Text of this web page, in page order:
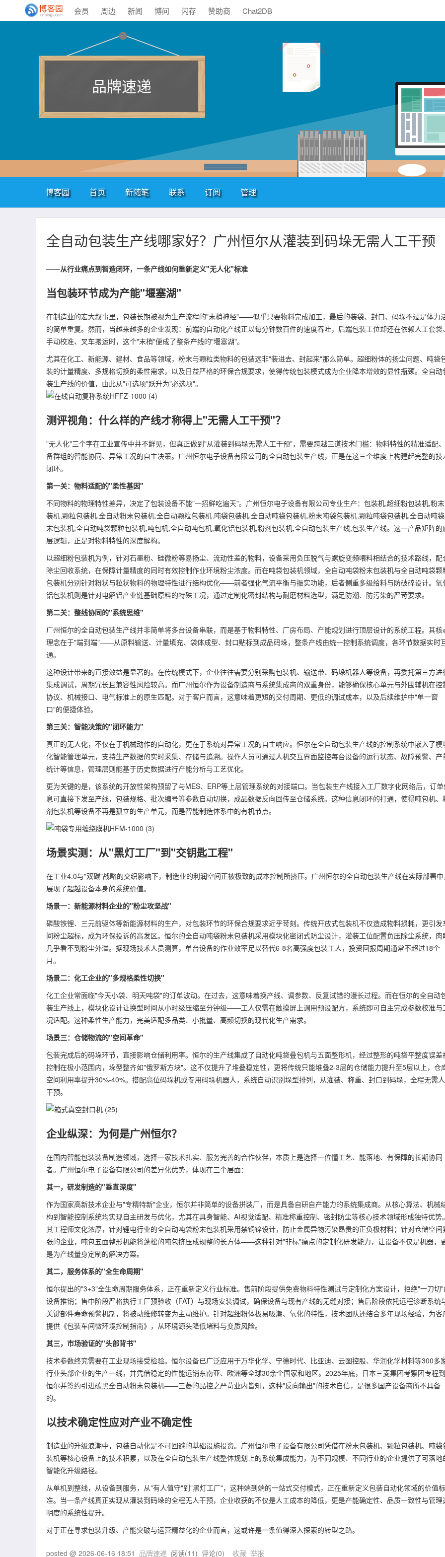
会员 周边 新闻 博问 闪存 赞助商 Chat2DB
品牌速递
博客园 首页 新随笔 联系 订阅 管理
全自动包装生产线哪家好？广州恒尔从灌装到码垛无需人工干预
——从行业痛点到智造闭环，一条产线如何重新定义"无人化"标准
当包装环节成为产能"堰塞湖"
在制造业的宏大叙事里，包装长期被视为生产流程的"末梢神经"——似乎只要物料完成加工，最后的装袋、封口、码垛不过是体力
的简单重复。然而，当越来越多的企业发现：前端的自动化产线正以每分钟数百件的速度吞吐，后端包装工位却还在依赖人工套袋、
手动校准、叉车搬运时，这个"末梢"便成了整条产线的"堰塞湖"。
尤其在化工、新能源、建材、食品等领域，粉末与颗粒类物料的包装远非"装进去、封起来"那么简单。超细粉体的扬尘问题、吨袋
装的计量精度、多规格切换的柔性需求，以及日益严格的环保合规要求，使得传统包装模式成为企业降本增效的显性瓶颈。全自动
装生产线的价值，由此从"可选项"跃升为"必选项"。
测评视角：什么样的产线才称得上"无需人工干预"？
"无人化"三个字在工业宣传中并不鲜见，但真正做到"从灌装到码垛无需人工干预"，需要跨越三道技术门槛：物料特性的精准适配
备群组的智能协同、异常工况的自主决策。广州恒尔电子设备有限公司的全自动包装生产线，正是在这三个维度上构建起完整的技
闭环。
第一关：物料适配的"柔性基因"
不同物料的物理特性差异，决定了包装设备不能"一招鲜吃遍天"。广州恒尔电子设备有限公司专业生产：包装机,超细粉包装机,粉
装机,颗粒包装机,全自动粉末包装机,全自动颗粒包装机,吨袋包装机,全自动吨袋包装机,粉末吨袋包装机,颗粒吨袋包装机,全自动吨
末包装机,全自动吨袋颗粒包装机,吨包机,全自动吨包机,氧化铝包装机,粉剂包装机,全自动包装生产线,包装生产线。这一产品矩阵的
层逻辑，正是对物料特性的深度解构。
以超细粉包装机为例，针对石墨粉、硅微粉等易扬尘、流动性差的物料，设备采用负压脱气与螺旋变频喂料相结合的技术路线，配
除尘回收系统，在保障计量精度的同时有效控制作业环境粉尘浓度。而在吨袋包装机领域，全自动吨袋粉末包装机与全自动吨袋颗
包装机分别针对粉状与粒状物料的物理特性进行结构优化——前者强化气流平衡与振实功能，后者侧重多级给料与防破碎设计。氧
铝包装机则是针对电解铝产业链基础原料的特殊工况，通过定制化密封结构与耐磨材料选型，满足防潮、防污染的严苛要求。
第二关：整线协同的"系统思维"
广州恒尔的全自动包装生产线并非简单将多台设备串联，而是基于物料特性、厂房布局、产能规划进行顶层设计的系统工程。其核
理念在于"端到端"——从原料输送、计量填充、袋体成型、封口贴标到成品码垛，整条产线由统一控制系统调度，各环节数据实时
通。
这种设计带来的直接效益是显著的。在传统模式下，企业往往需要分别采购包装机、输送带、码垛机器人等设备，再委托第三方进
集成调试，周期冗长且兼容性风险较高。而广州恒尔作为设备制造商与系统集成商的双重身份，能够确保核心单元与外围辅机在控
协议、机械接口、电气标准上的原生匹配。对于客户而言，这意味着更短的交付周期、更低的调试成本，以及后续维护中"单一窗
口"的便捷体验。
第三关：智能决策的"闭环能力"
真正的无人化，不仅在于机械动作的自动化，更在于系统对异常工况的自主响应。恒尔在全自动包装生产线的控制系统中嵌入了模
化智能管理单元，支持生产数据的实时采集、存储与追溯。操作人员可通过人机交互界面监控每台设备的运行状态、故障预警、产
统计等信息，管理层则能基于历史数据进行产能分析与工艺优化。
更为关键的是，该系统的开放性架构预留了与MES、ERP等上层管理系统的对接端口。当包装生产线接入工厂数字化网络后，订
息可直接下发至产线，包装规格、批次编号等参数自动切换，成品数据反向回传至仓储系统。这种信息闭环的打通，使得吨包机、
剂包装机等设备不再是孤立的生产单元，而是智能制造体系中的有机节点。
场景实测：从"黑灯工厂"到"交钥匙工程"
在工业4.0与"双碳"战略的交织影响下，制造业的利润空间正被极致的成本控制所挤压。广州恒尔的全自动包装生产线在实际部署中
展现了超越设备本身的系统价值。
场景一：新能源材料企业的"粉尘攻坚战"
磷酸铁锂、三元前驱体等新能源材料的生产，对包装环节的环保合规要求近乎苛刻。传统开放式包装机不仅造成物料损耗，更引发
间粉尘超标，成为环保投诉的高发区。恒尔的全自动吨袋粉末包装机采用模块化密闭式防尘设计，灌装工位配置负压除尘系统，肉
几乎看不到粉尘外溢。据现场技术人员测算，单台设备的作业效率足以替代6-8名高强度包装工人，投资回报周期通常不超过18个
月。
场景二：化工企业的"多规格柔性切换"
化工企业常面临"今天小袋、明天吨袋"的订单波动。在过去，这意味着换产线、调参数、反复试错的漫长过程。而在恒尔的全自动
装生产线上，模块化设计让换型时间从小时级压缩至分钟级——工人仅需在触摸屏上调用预设配方，系统即可自主完成参数校准与
况适配。这种柔性生产能力，完美适配多品类、小批量、高频切换的现代化生产需求。
场景三：仓储物流的"空间革命"
包装完成后的码垛环节，直接影响仓储利用率。恒尔的生产线集成了自动化吨袋叠包机与五面整形机，经过整形的吨袋平整度误差
控制在极小范围内，垛型整齐如"俄罗斯方块"。这不仅提升了堆叠稳定性，更将传统只能堆叠2-3层的仓储能力提升至5层以上，仓
空间利用率提升30%-40%。搭配高位码垛机或专用码垛机器人，系统自动识别垛型排列，从灌装、称重、封口到码垛，全程无需
干预。
企业纵深：为何是广州恒尔？
在国内智能包装装备制造领域，选择一家技术扎实、服务完善的合作伙伴，本质上是选择一位懂工艺、能落地、有保障的长期协同
者。广州恒尔电子设备有限公司的差异化优势，体现在三个层面：
其一，研发制造的"垂直深度"
作为国家高新技术企业与"专精特新"企业，恒尔并非简单的设备拼装厂，而是具备自研自产能力的系统集成商。从核心算法、机械
构到智能控制系统均实现自主研发与优化，尤其在具身智能、AI视觉适配、精准称重控制、密封防尘等核心技术领域形成独特优势。
其工程师文化浓厚，针对锂电行业的全自动吨袋粉末包装机采用禁铜锌设计，防止金属异物污染昂贵的正负极材料；针对仓储空间
张的企业，吨包五面整形机能将蓬松的吨包挤压成规整的长方体——这种针对"非标"痛点的定制化研发能力，让设备不仅是机器，
是为产线量身定制的解决方案。
其二，服务体系的"全生命周期"
恒尔提出的"3+3"全生命周期服务体系，正在重新定义行业标准。售前阶段提供免费物料特性测试与定制化方案设计，拒绝"一刀切"
设备推销；售中阶段严格执行工厂预验收（FAT）与现场安装调试，确保设备与现有产线的无缝对接；售后阶段依托远程诊断系统
关键部件寿命预警机制，将被动维修转变为主动维护。针对超细粉体极易吸潮、氧化的特性，技术团队还结合多年现场经验，为客
提供《包装车间微环境控制指南》，从环境源头降低堵料与变质风险。
其三，市场验证的"头部背书"
技术参数终究需要在工业现场接受检验。恒尔设备已广泛应用于万华化学、宁德时代、比亚迪、云图控股、华润化学材料等300多
行业头部企业的生产一线，并凭借稳定的性能远销东南亚、欧洲等全球30余个国家和地区。2025年底，日本三菱集团考察团专程
恒尔并签约引进碳黑全自动粉末包装机——三菱的品控之严苛业内皆知，这种"反向输出"的技术自信，是很多国产设备商所不具备
的。
以技术确定性应对产业不确定性
制造业的升级浪潮中，包装自动化是不可回避的基础设施投资。广州恒尔电子设备有限公司凭借在粉末包装机、颗粒包装机、吨袋
装机等核心设备上的技术积累，以及在全自动包装生产线整体规划上的系统集成能力，为不同规模、不同行业的企业提供了可落地
智能化升级路径。
从单机到整线，从设备到服务，从"有人值守"到"黑灯工厂"，这种端到端的一站式交付模式，正在重新定义包装自动化领域的价值标
准。当一条产线真正实现从灌装到码垛的全程无人干预，企业收获的不仅是人工成本的降低，更是产能确定性、品质一致性与管理
明度的系统性提升。
对于正在寻求包装升级、产能突破与运营精益化的企业而言，这或许是一条值得深入探索的转型之路。
posted @ 2026-06-16 18:51 品牌速递 阅读(11) 评论(0) 收藏 举报